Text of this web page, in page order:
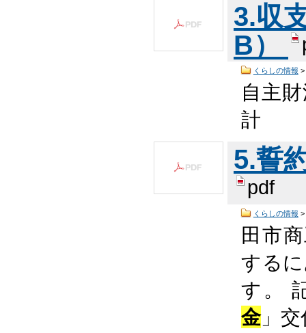
3.収
B）
くらしの情報 >
自主
計
5.誓
pdf
くらしの情報 >
田市
する
す。
金」